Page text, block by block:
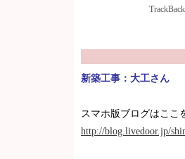
新築工事：大工さん
スマホ版ブログはここ
http://blog.livedoor.jp/